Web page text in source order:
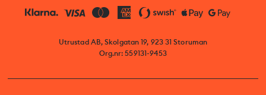
Utrustad AB, Skolgatan 19, 923 31 Storuman
Org.nr: 559131-9453